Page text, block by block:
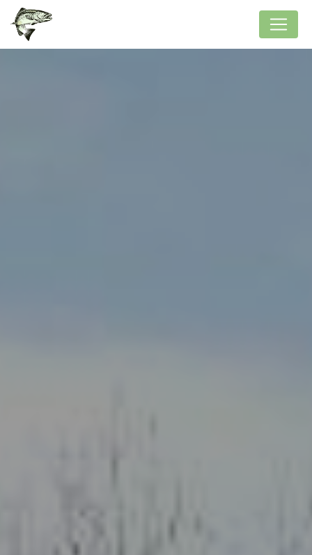
Panneau de gestion des cookies